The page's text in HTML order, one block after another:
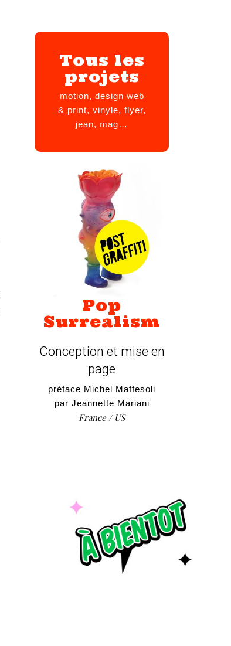
Tous les
projets
motion, design web
& print, vinyle, flyer,
jean, mag…
Pop
Surrealism
Conception et mise en
page
préface Michel Maffesoli
par Jeannette Mariani
France / US